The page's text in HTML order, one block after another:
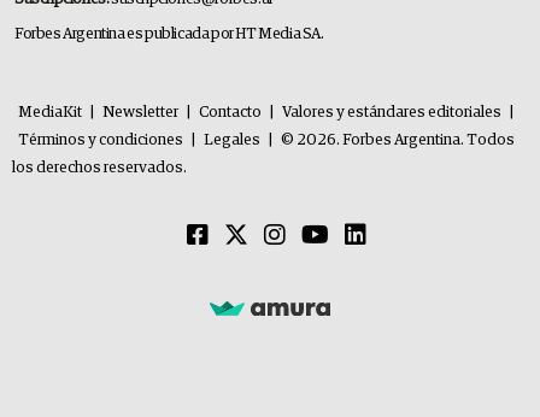
Forbes Argentina es publicada por HT Media SA.
MediaKit Newsletter Contacto Valores y estándares editoriales
Términos y condiciones
Legales
© 2026. Forbes Argentina. Todos
los derechos reservados.